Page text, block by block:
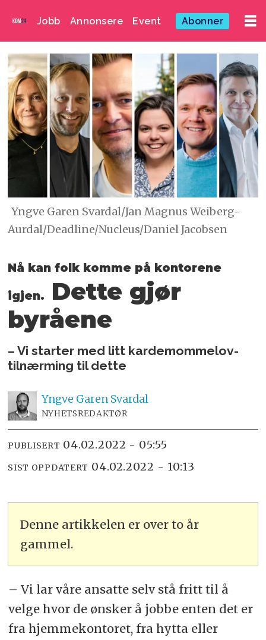
Jobb Annonsere Event Abonner
Yngve Garen Svardal/Jan Magnus Weiberg-
Aurdal/Deadline/Nucleus/Daniel Jacobsen
Nå kan folk komme på kontorene
igjen.
Dette gjør
byråene
– Vi starter med litt kardemommelov-
tilnærming til dette
Yngve Garen Svardal
NYHETSREDAKTØR
PUBLISERT 04.02.2022 - 05:55
SIST OPPDATERT 04.02.2022 - 10:13
Denne artikkelen er over to år
gammel.
– Vi lar våre ansatte selv stå fritt til å
velge hvor de ønsker å jobbe enten det er
fra hjemmekontoret, fra hytta eller